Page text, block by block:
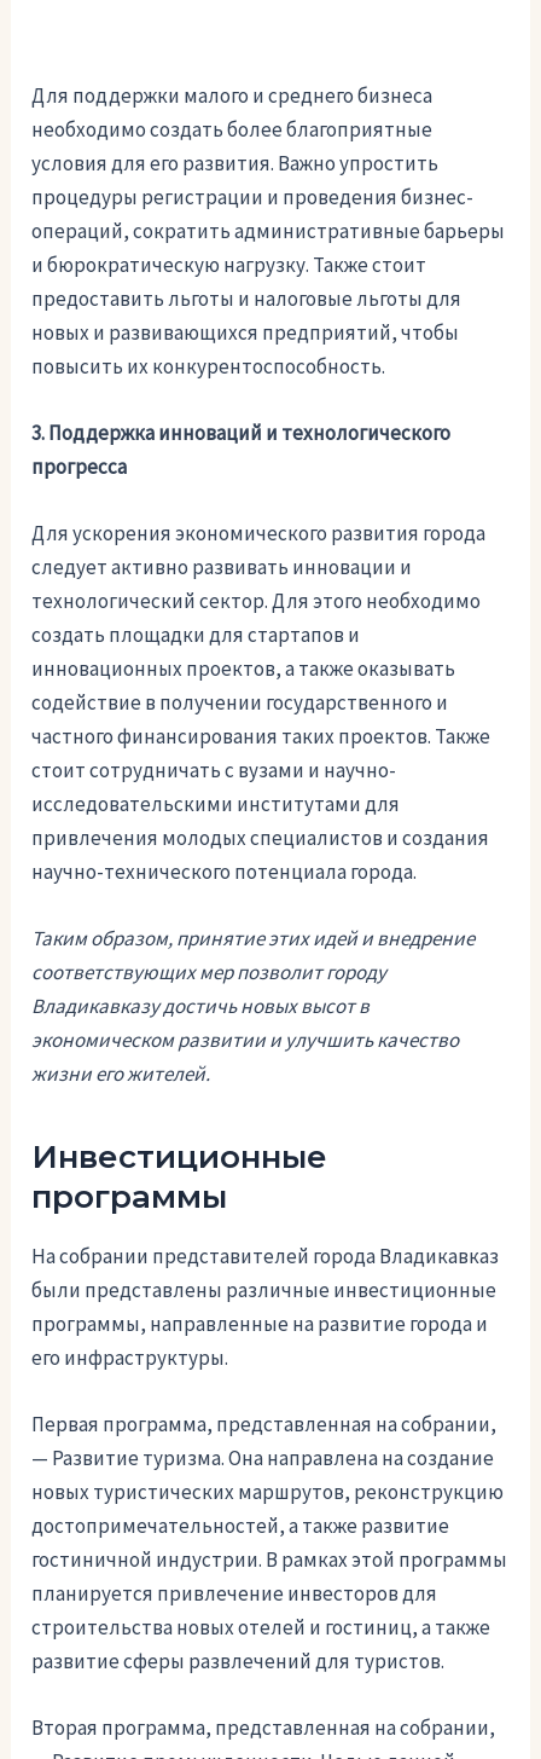
Для поддержки малого и среднего бизнеса
необходимо создать более благоприятные
условия для его развития. Важно упростить
процедуры регистрации и проведения бизнес-
операций, сократить административные барьеры
и бюрократическую нагрузку. Также стоит
предоставить льготы и налоговые льготы для
новых и развивающихся предприятий, чтобы
повысить их конкурентоспособность.
3. Поддержка инноваций и технологического
прогресса
Для ускорения экономического развития города
следует активно развивать инновации и
технологический сектор. Для этого необходимо
создать площадки для стартапов и
инновационных проектов, а также оказывать
содействие в получении государственного и
частного финансирования таких проектов. Также
стоит сотрудничать с вузами и научно-
исследовательскими институтами для
привлечения молодых специалистов и создания
научно-технического потенциала города.
Таким образом, принятие этих идей и внедрение
соответствующих мер позволит городу
Владикавказу достичь новых высот в
экономическом развитии и улучшить качество
жизни его жителей.
Инвестиционные
программы
На собрании представителей города Владикавказ
были представлены различные инвестиционные
программы, направленные на развитие города и
его инфраструктуры.
Первая программа, представленная на собрании,
— Развитие туризма. Она направлена на создание
новых туристических маршрутов, реконструкцию
достопримечательностей, а также развитие
гостиничной индустрии. В рамках этой программы
планируется привлечение инвесторов для
строительства новых отелей и гостиниц, а также
развитие сферы развлечений для туристов.
Вторая программа, представленная на собрании,